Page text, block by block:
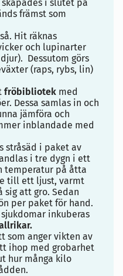
i slutet på
främst som
Hit räknas
och lupinarter
Dessutom görs
(raps, rybs, lin)
fröbibliotek med
Dessa samlas in och
jämföra och
inblandade med
stråsäd i paket av
i tre dygn i ett
temperatur på åtta
till ett ljust, varmt
sig att gro. Sedan
per paket för hand.
inkuberas
som anger vikten av
ihop med grobarhet
hur många kilo